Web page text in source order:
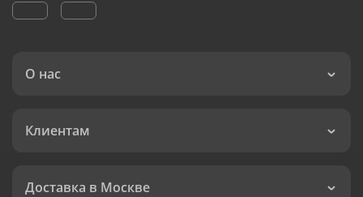
О нас
Клиентам
Доставка в Москве